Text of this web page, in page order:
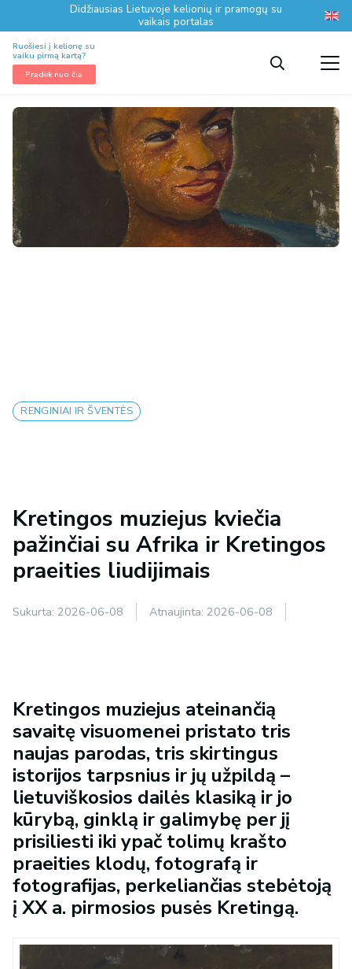
Didžiausias Lietuvoje kelionių ir pramogų su
vaikais portalas
Ruošiesi į kelionę su
vaiku pirmą kartą?
Pradėk nuo čia
RENGINIAI IR ŠVENTĖS
Kretingos muziejus kviečia
pažinčiai su Afrika ir Kretingos
praeities liudijimais
Sukurta: 2026-06-08 Atnaujinta: 2026-06-08
Kretingos muziejus ateinančią
savaitę visuomenei pristato tris
naujas parodas, tris skirtingus
istorijos tarpsnius ir jų užpildą –
lietuviškosios dailės klasiką ir jo
kūrybą, ginklą ir galimybę per jį
prisiliesti iki ypač tolimų krašto
praeities klodų, fotografą ir
fotografijas, perkeliančias stebėtoją
į XX a. pirmosios pusės Kretingą.